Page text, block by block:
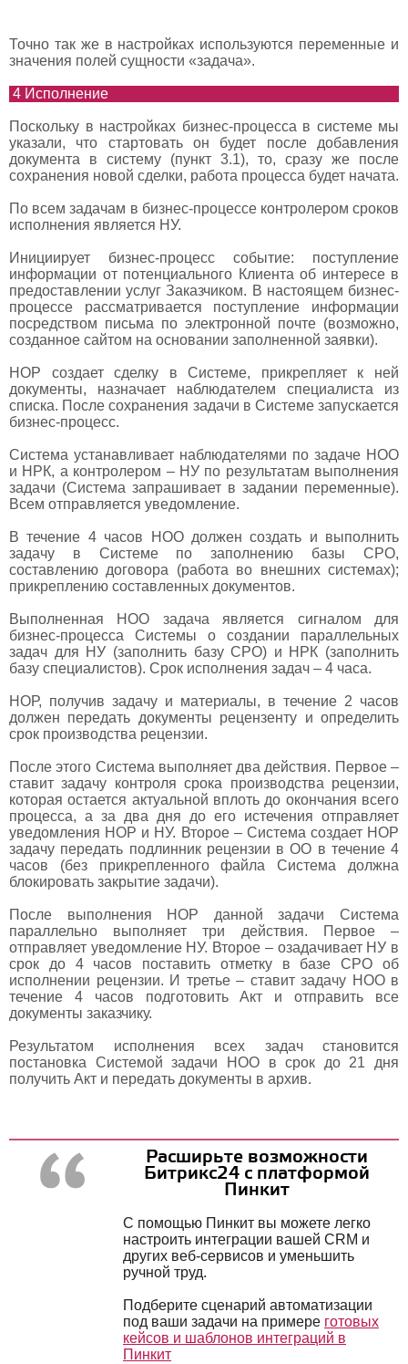
Точно так же в настройках используются переменные и
значения полей сущности «задача».
4 Исполнение
Поскольку в настройках бизнес-процесса в системе мы
указали, что стартовать он будет после добавления
документа в систему (пункт 3.1), то, сразу же после
сохранения новой сделки, работа процесса будет начата.
По всем задачам в бизнес-процессе контролером сроков
исполнения является НУ.
Инициирует бизнес-процесс событие: поступление
информации от потенциального Клиента об интересе в
предоставлении услуг Заказчиком. В настоящем бизнес-
процессе рассматривается поступление информации
посредством письма по электронной почте (возможно,
созданное сайтом на основании заполненной заявки).
НОР создает сделку в Системе, прикрепляет к ней
документы, назначает наблюдателем специалиста из
списка. После сохранения задачи в Системе запускается
бизнес-процесс.
Система устанавливает наблюдателями по задаче НОО
и НРК, а контролером – НУ по результатам выполнения
задачи (Система запрашивает в задании переменные).
Всем отправляется уведомление.
В течение 4 часов НОО должен создать и выполнить
задачу в Системе по заполнению базы СРО,
составлению договора (работа во внешних системах);
прикреплению составленных документов.
Выполненная НОО задача является сигналом для
бизнес-процесса Системы о создании параллельных
задач для НУ (заполнить базу СРО) и НРК (заполнить
базу специалистов). Срок исполнения задач – 4 часа.
НОР, получив задачу и материалы, в течение 2 часов
должен передать документы рецензенту и определить
срок производства рецензии.
После этого Система выполняет два действия. Первое –
ставит задачу контроля срока производства рецензии,
которая остается актуальной вплоть до окончания всего
процесса, а за два дня до его истечения отправляет
уведомления НОР и НУ. Второе – Система создает НОР
задачу передать подлинник рецензии в ОО в течение 4
часов (без прикрепленного файла Система должна
блокировать закрытие задачи).
После выполнения НОР данной задачи Система
параллельно выполняет три действия. Первое –
отправляет уведомление НУ. Второе – озадачивает НУ в
срок до 4 часов поставить отметку в базе СРО об
исполнении рецензии. И третье – ставит задачу НОО в
течение 4 часов подготовить Акт и отправить все
документы заказчику.
Результатом исполнения всех задач становится
постановка Системой задачи НОО в срок до 21 дня
получить Акт и передать документы в архив.
Расширьте возможности
Битрикс24 с платформой
Пинкит
С помощью Пинкит вы можете легко
настроить интеграции вашей CRM и
других веб-сервисов и уменьшить
ручной труд.
Подберите сценарий автоматизации
под ваши задачи на примере готовых
кейсов и шаблонов интеграций в
Пинкит